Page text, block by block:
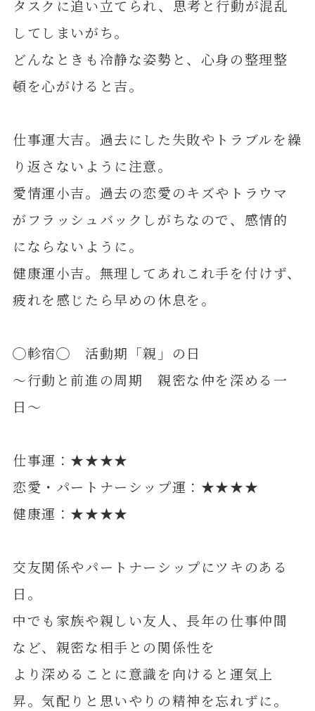
タスクに追い立てられ、思考と行動が混乱
してしまいがち。
どんなときも冷静な姿勢と、心身の整理整
頓を心がけると吉。
仕事運大吉。過去にした失敗やトラブルを繰
り返さないように注意。
愛情運小吉。過去の恋愛のキズやトラウマ
がフラッシュバックしがちなので、感情的
にならないように。
健康運小吉。無理してあれこれ手を付けず、
疲れを感じたら早めの休息を。
◯軫宿◯ 活動期「親」の日
～行動と前進の周期 親密な仲を深める一
日～
仕事運：★★★★
恋愛・パートナーシップ運：★★★★
健康運：★★★★
交友関係やパートナーシップにツキのある
日。
中でも家族や親しい友人、長年の仕事仲間
など、親密な相手との関係性を
より深めることに意識を向けると運気上
昇。気配りと思いやりの精神を忘れずに。